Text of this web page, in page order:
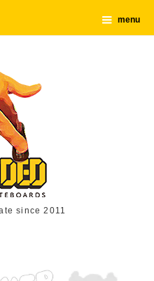
menu
since 2011